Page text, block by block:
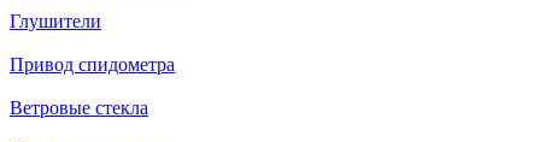
Глушители
Привод спидометра
Ветровые стекла